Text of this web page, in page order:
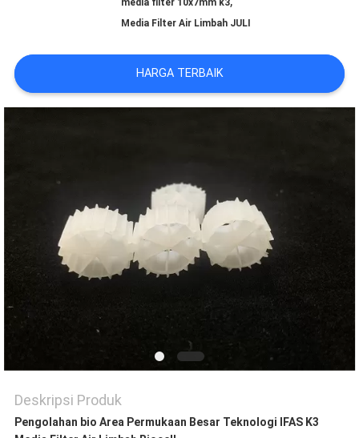
SITEMAP
media filter 10x7mm k3
Media Filter Air Limbah JULI
HARGA TERBAIK
Deskripsi Produk
Pengolahan bio Area Permukaan Besar Teknologi IFAS K3